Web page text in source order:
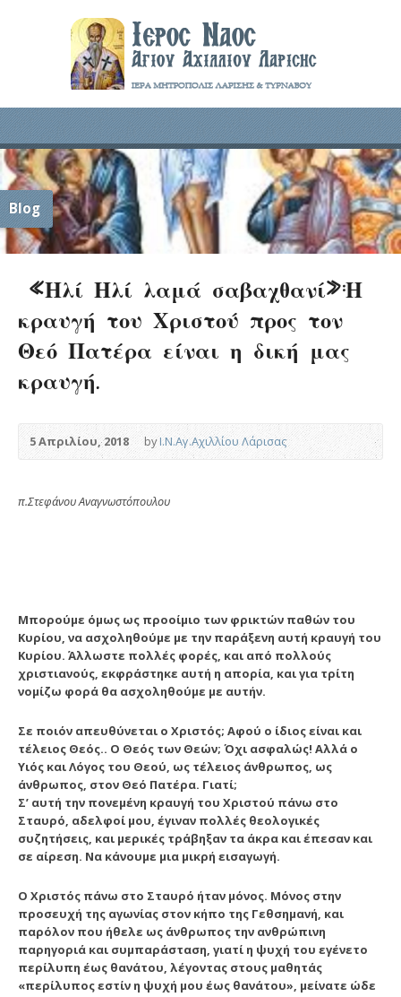
Blog
«Ηλί Ηλί λαμά σαβαχθανί»:Η
κραυγή του Χριστού προς τον
Θεό Πατέρα είναι η δική μας
κραυγή.
5 Απριλίου, 2018 byΙ.Ν.Αγ.Αχιλλίου Λάρισας
π.Στεφάνου Αναγνωστόπουλου
Μπορούμε όμως ως προοίμιο των φρικτών παθών του
Κυρίου, να ασχοληθούμε με την παράξενη αυτή κραυγή του
Κυρίου. Άλλωστε πολλές φορές, και από πολλούς
χριστιανούς, εκφράστηκε αυτή η απορία, και για τρίτη
νομίζω φορά θα ασχοληθούμε με αυτήν.
Σε ποιόν απευθύνεται ο Χριστός; Αφού ο ίδιος είναι και
τέλειος Θεός.. Ο Θεός των Θεών; Όχι ασφαλώς! Αλλά ο
Υιός και Λόγος του Θεού, ως τέλειος άνθρωπος, ως
άνθρωπος, στον Θεό Πατέρα. Γιατί;
Σ’ αυτή την πονεμένη κραυγή του Χριστού πάνω στο
Σταυρό, αδελφοί μου, έγιναν πολλές θεολογικές
συζητήσεις, και μερικές τράβηξαν τα άκρα και έπεσαν και
σε αίρεση. Να κάνουμε μια μικρή εισαγωγή.
Ο Χριστός πάνω στο Σταυρό ήταν μόνος. Μόνος στην
προσευχή της αγωνίας στον κήπο της Γεθσημανή, και
παρόλον που ήθελε ως άνθρωπος την ανθρώπινη
παρηγοριά και συμπαράσταση, γιατί η ψυχή του εγένετο
περίλυπη έως θανάτου, λέγοντας στους μαθητάς
«περίλυπος εστίν η ψυχή μου έως θανάτου», μείνατε ώδε